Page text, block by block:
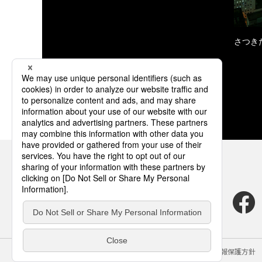
さつき
サイトのご利用にあたって クッキーポリシー 個人情報保護方針